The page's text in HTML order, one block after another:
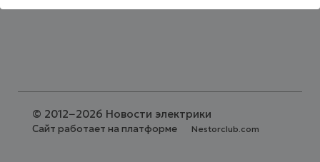
© 2012−2026 Новости электрики
Сайт работает на платформе Nestorclub.com